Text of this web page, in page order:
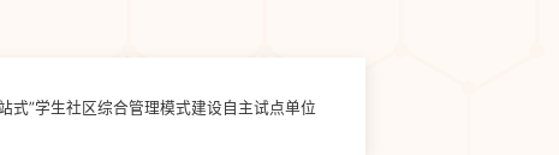
式”学生社区综合管理模式建设自主试点单位